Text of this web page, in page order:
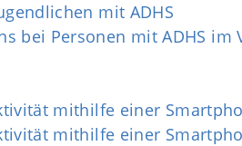
mit ADHS
bei Personen mit ADHS im
mithilfe einer
mithilfe einer